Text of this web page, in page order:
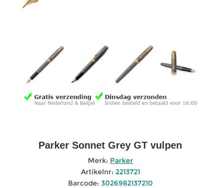
Parker Sonnet Grey GT vulpen
Merk: Parker
Artikelnr: 2213721
Barcode: 3026982137210